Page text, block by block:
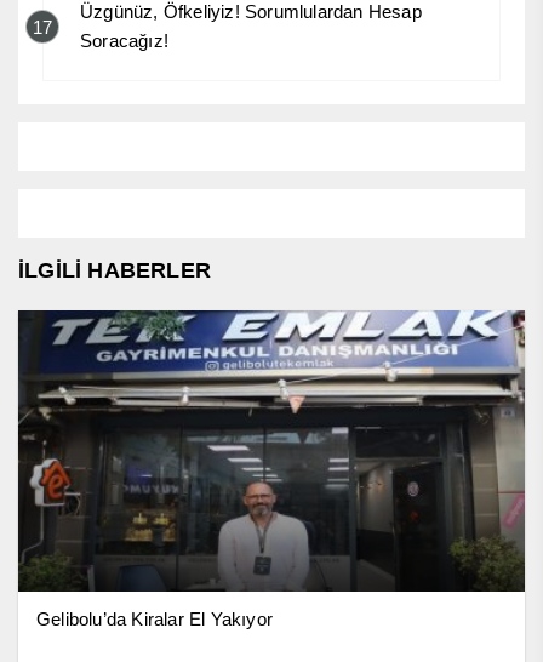
17
Üzgünüz, Öfkeliyiz! Sorumlulardan Hesap
Soracağız!
İLGİLİ HABERLER
Gelibolu’da Kiralar El Yakıyor